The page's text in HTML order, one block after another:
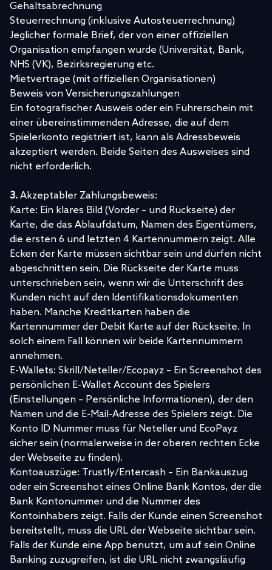
Gehaltsabrechnung
Steuerrechnung (inklusive Autosteuerrechnung)
Jeglicher formale Brief, der von einer offiziellen
Organisation empfangen wurde (Universität, Bank,
NHS (VK), Bezirksregierung etc.
Mietverträge (mit offiziellen Organisationen)
Beweis von Versicherungszahlungen
Ein fotografischer Ausweis oder ein Führerschein mit
einer übereinstimmenden Adresse, die auf dem
Spielerkonto registriert ist, kann als Adressbeweis
akzeptiert werden. Beide Seiten des Ausweises sind
nicht erforderlich.
3. Akzeptabler Zahlungsbeweis:
Karte: Ein klares Bild (Vorder – und Rückseite) der
Karte, die das Ablaufdatum, Namen des Eigentümers,
die ersten 6 und letzten 4 Kartennummern zeigt. Alle
Ecken der Karte müssen sichtbar sein und dürfen nicht
abgeschnitten sein. Die Rückseite der Karte muss
unterschrieben sein, wenn wir die Unterschrift des
Kunden nicht auf den Identifikationsdokumenten
haben. Manche Kreditkarten haben die
Kartennummer der Debit Karte auf der Rückseite. In
solch einem Fall können wir beide Kartennummern
annehmen.
E-Wallets: Skrill/Neteller/Ecopayz – Ein Screenshot des
persönlichen E-Wallet Account des Spielers
(Einstellungen – Persönliche Informationen), der den
Namen und die E-Mail-Adresse des Spielers zeigt. Die
Konto ID Nummer muss für Neteller und EcoPayz
sicher sein (normalerweise in der oberen rechten Ecke
der Webseite zu finden).
Kontoauszüge: Trustly/Entercash – Ein Bankauszug
oder ein Screenshot eines Online Bank Kontos, der die
Bank Kontonummer und die Nummer des
Kontoinhabers zeigt. Falls der Kunde einen Screenshot
bereitstellt, muss die URL der Webseite sichtbar sein.
Falls der Kunde eine App benutzt, um auf sein Online
Banking zuzugreifen, ist die URL nicht zwangsläufig